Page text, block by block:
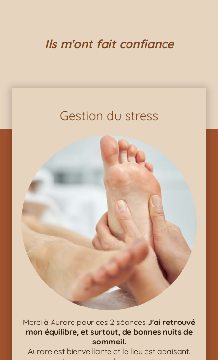
Ils m'ont fait confiance
Gestion du stress
Merci à Aurore pour ces 2 séances J'ai retrouvé
mon équilibre, et surtout, de bonnes nuits de
sommeil.
Aurore est bienveillante et le lieu est apaisant.